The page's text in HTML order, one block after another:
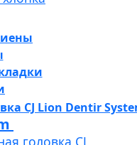
головка СJ